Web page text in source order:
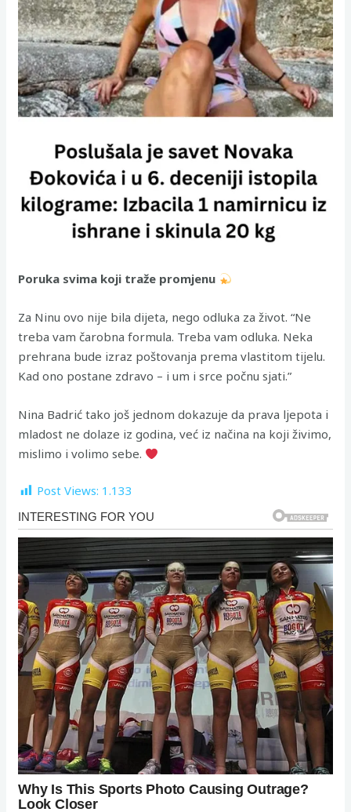
Poruka svima koji traže promjenu
Za Ninu ovo nije bila dijeta, nego odluka za život. “Ne
treba vam čarobna formula. Treba vam odluka. Neka
prehrana bude izraz poštovanja prema vlastitom tijelu.
Kad ono postane zdravo – i um i srce počnu sjati.”
Nina Badrić tako još jednom dokazuje da prava ljepota i
mladost ne dolaze iz godina, već iz načina na koji živimo,
mislimo i volimo sebe.
Post Views: 1.133